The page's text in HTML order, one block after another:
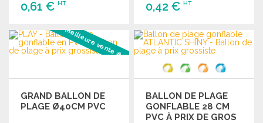
0,61 € HT
COMMANDER
Demander un devis
0,42 €HT
COMMANDER
Demander un devis
Meilleure vente #3
GRAND BALLON DE
PLAGE Ø40CM PVC
BALLON DE PLAGE
GONFLABLE 28 CM
PVC À PRIX DE GROS